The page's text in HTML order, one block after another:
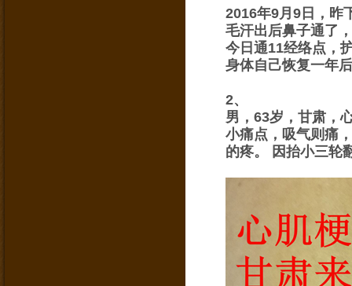
2016年9月9日，昨
毛汗出后鼻子通了
今日通11经络点，
身体自己恢复一年
2、
男，63岁，甘肃，
小痛点，吸气则痛
的疼。 因抬小三轮